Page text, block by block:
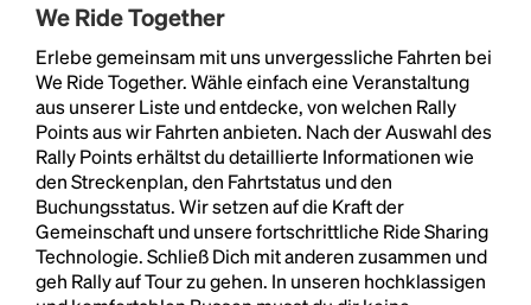
We Ride Together
Erlebe gemeinsam mit uns unvergessliche Fahrten bei
We Ride Together. Wähle einfach eine Veranstaltung
aus unserer Liste und entdecke, von welchen Rally
Points aus wir Fahrten anbieten. Nach der Auswahl des
Rally Points erhältst du detaillierte Informationen wie
den Streckenplan, den Fahrtstatus und den
Buchungsstatus. Wir setzen auf die Kraft der
Gemeinschaft und unsere fortschrittliche Ride Sharing
Technologie. Schließ Dich mit anderen zusammen und
geh Rally auf Tour zu gehen. In unseren hochklassigen
Lorem Ipsum is simply dummy text of the printing
and typesetting industry.
Lorem Ipsum has been the
industry's standarddummy text ever since the
1500s, when an unknown printer took a galley of
type and scrambled it to make a type specimen
book. It has survived not only five centuries, but also
the leap into electronic typesetting, remaining
essentially unchanged.